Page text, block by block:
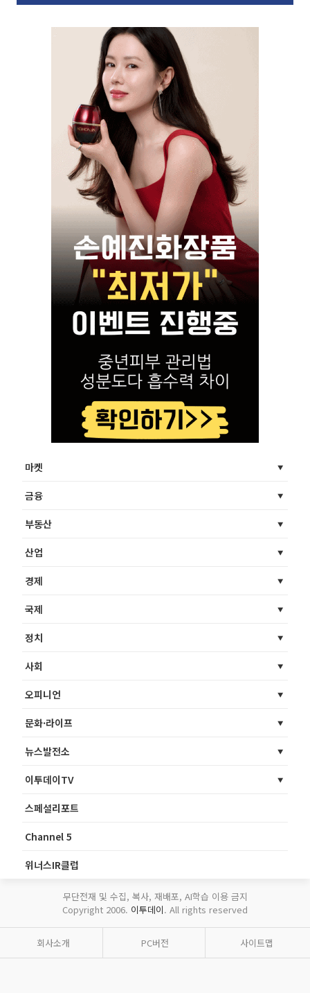
마켓
금융
부동산
산업
경제
국제
정치
사회
오피니언
문화·라이프
뉴스발전소
이투데이TV
스페셜리포트
Channel 5
위너스IR클럽
무단전재 및 수집, 복사, 재배포, AI학습 이용 금지
Copyright 2006. 이투데이. All rights reserved
회사소개 PC버전 사이트맵